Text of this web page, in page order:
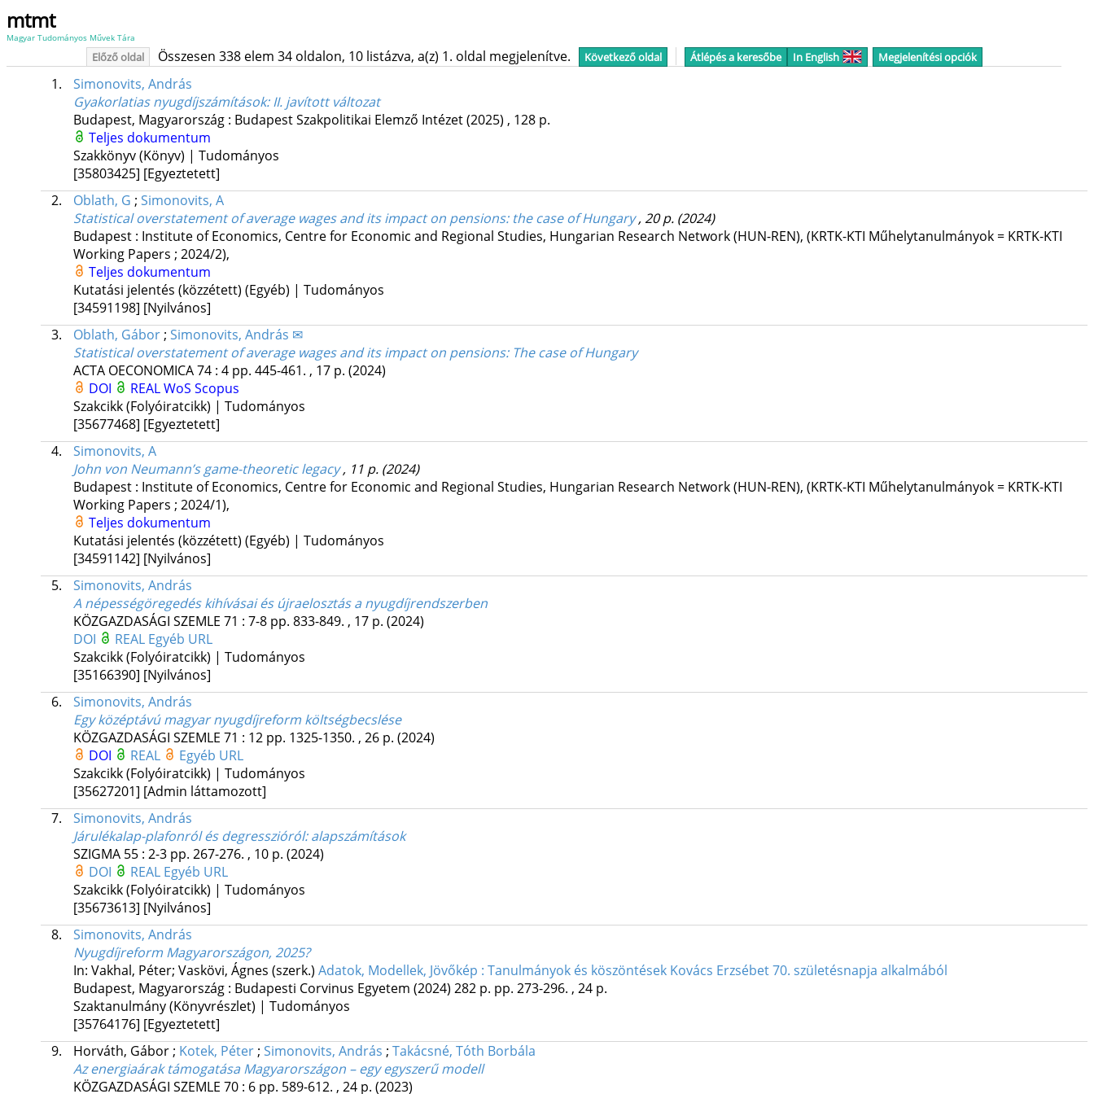
mtmt
Magyar Tudományos Művek Tára
Előző oldal Összesen 338 elem 34 oldalon, 10 listázva, a(z) 1. oldal megjelenítve. Következő oldal Átlépés a keresőbe In English Megjelenítési opciók
1.
Simonovits, András
Gyakorlatias nyugdíjszámítások: II. javított változat
Budapest, Magyarország : Budapest Szakpolitikai Elemző Intézet(2025) , 128 p.
Teljes dokumentum
Szakkönyv (Könyv) | Tudományos
[35803425] [Egyeztetett]
2.
Oblath, G ; Simonovits, A
Statistical overstatement of average wages and its impact on pensions: the case of Hungary, 20 p. (2024)
Budapest : Institute of Economics, Centre for Economic and Regional Studies, Hungarian Research Network (HUN-REN), (KRTK-KTI Műhelytanulmányok = KRTK-KTI
Working Papers ; 2024/2),
Teljes dokumentum
Kutatási jelentés (közzétett) (Egyéb) | Tudományos
[34591198] [Nyilvános]
3.
Oblath, Gábor; Simonovits, András ✉
Statistical overstatement of average wages and its impact on pensions: The case of Hungary
ACTA OECONOMICA74: 4 pp. 445-461. , 17 p. (2024)
DOI
REALWoS Scopus
Szakcikk (Folyóiratcikk) | Tudományos
[35677468] [Egyeztetett]
4.
Simonovits, A
John von Neumann’s game-theoretic legacy, 11 p. (2024)
Budapest : Institute of Economics, Centre for Economic and Regional Studies, Hungarian Research Network (HUN-REN), (KRTK-KTI Műhelytanulmányok = KRTK-KTI
Working Papers ; 2024/1),
Teljes dokumentum
Kutatási jelentés (közzétett) (Egyéb) | Tudományos
[34591142] [Nyilvános]
5.
Simonovits, András
A népességöregedés kihívásai és újraelosztás a nyugdíjrendszerben
KÖZGAZDASÁGI SZEMLE 71 : 7-8 pp. 833-849. , 17 p. (2024)
DOI
REAL Egyéb URL
Szakcikk (Folyóiratcikk) | Tudományos
[35166390] [Nyilvános]
6.
Simonovits, András
Egy középtávú magyar nyugdíjreform költségbecslése
KÖZGAZDASÁGI SZEMLE 71 : 12 pp. 1325-1350. , 26 p. (2024)
DOI
REAL
Egyéb URL
Szakcikk (Folyóiratcikk) | Tudományos
[35627201] [Admin láttamozott]
7.
Simonovits, András
Járulékalap-plafonról és degresszióról: alapszámítások
SZIGMA 55: 2-3 pp. 267-276. , 10 p. (2024)
DOI
REAL Egyéb URL
Szakcikk (Folyóiratcikk) | Tudományos
[35673613] [Nyilvános]
8.
Simonovits, András
Nyugdíjreform Magyarországon, 2025?
In: Vakhal, Péter; Vaskövi, Ágnes (szerk.) Adatok, Modellek, Jövőkép : Tanulmányok és köszöntések Kovács Erzsébet 70. születésnapja alkalmából
Budapest, Magyarország : Budapesti Corvinus Egyetem (2024) 282 p. pp. 273-296. , 24 p.
Szaktanulmány (Könyvrészlet) | Tudományos
[35764176] [Egyeztetett]
9.
Horváth, Gábor; Kotek, Péter; Simonovits, András ; Takácsné, Tóth Borbála
Az energiaárak támogatása Magyarországon – egy egyszerű modell
KÖZGAZDASÁGI SZEMLE 70: 6 pp. 589-612. , 24 p. (2023)